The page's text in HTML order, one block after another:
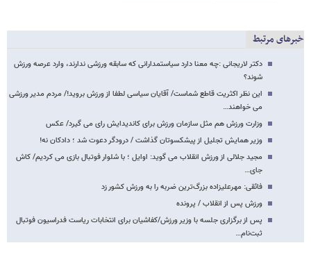
خبرهای مرتبط
دکتر لاریجانی :چه معنا دارد سیاستمدارانی که سابقه ورزشی ندارند، وارد عرصه ورزش
شوند؟
این نظر اکثریت قاطع شماست/ آقایان سیاسی لطفا از ورزش بروید!/ مردم مدیر ورزشی
می خواهند…
وزارت ورزش هم مثل سازمان ورزش برای کاندیدایش رای می گیرد/ عکس
وزیر همایش تجلیل از پیشکسوتان گذاشت / درودگر دعوت شد ؛ دادکان نه!
مجید جلالی از ورزش انقلاب می گوید: اوایل ؛ با شلوار فوتبال بازی می کردیم/ کاش
جای…
فائقی: مهرعلیزاده بزرگ‌ترین ضربه را به ورزش کشور زد
ورزش پس از انقلاب / پرونده
پس از برگزاری جلسه با وزیر ورزش/کفاشیان برای انتخابات ریاست فدراسیون فوتبال
ثبت‌نام…